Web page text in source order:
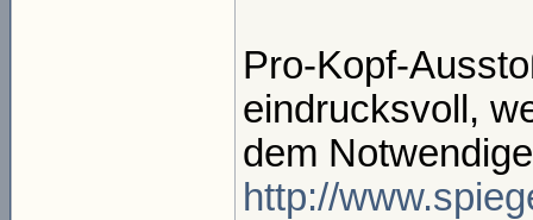
Pro-Kopf-
eindrucksvoll,
dem
http://